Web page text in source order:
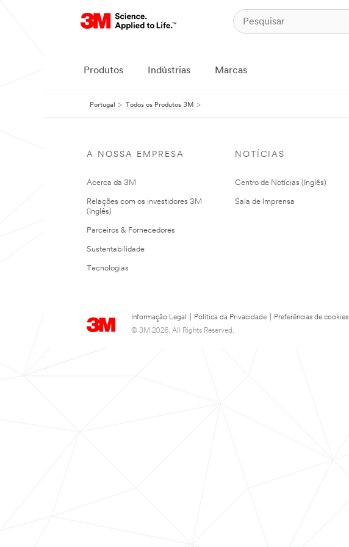
Produtos Indústrias Marcas
Portugal Todos os Produtos 3M
A NOSSA EMPRESA
Acerca da 3M
Relações com os investidores 3M
(Inglês)
Parceiros & Fornecedores
Sustentabilidade
Tecnologias
NOTÍCIAS
Centro de Notícias (Inglês)
Sala de Imprensa
Informação Legal Política da Privacidade
Preferências de cookies
© 3M 2026. All Rights Reserved.